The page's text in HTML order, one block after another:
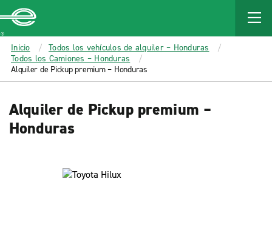
MAIN
CONTENT
Enterprise
Inicio
Todos los vehículos de alquiler – Honduras
Todos los Camiones – Honduras
Alquiler de Pickup premium – Honduras
Alquiler de Pickup premium –
Honduras